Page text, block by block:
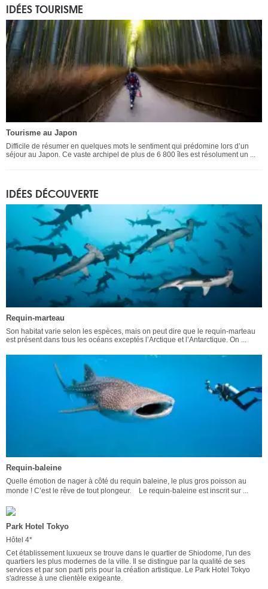
IDÉES TOURISME
Tourisme au Japon
Difficile de résumer en quelques mots le sentiment qui prédomine lors d’un
séjour au Japon. Ce vaste archipel de plus de 6 800 îles est résolument un ...
IDÉES DÉCOUVERTE
Requin-marteau
Son habitat varie selon les espèces, mais on peut dire que le requin-marteau
est présent dans tous les océans exceptés l’Arctique et l’Antarctique. On ...
Requin-baleine
Quelle émotion de nager à côté du requin baleine, le plus gros poisson au
monde ! C’est le rêve de tout plongeur. Le requin-baleine est inscrit sur ...
Park Hotel Tokyo
Hôtel 4*
Cet établissement luxueux se trouve dans le quartier de Shiodome, l'un des
quartiers les plus modernes de la ville. Il se distingue par la qualité de ses
services et par son parti pris pour la création artistique. Le Park Hotel Tokyo
s'adresse à une clientèle exigeante.